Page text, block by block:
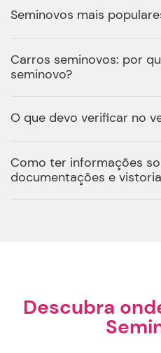
Seminovos mais
Carros seminovos: por
seminovo?
O que devo verificar no
Como ter informações
documentações e
Descubra